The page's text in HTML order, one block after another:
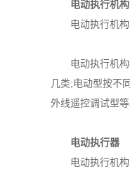
电动执行机构
电动执行机
电动执行机
几类;电动型按不
外线遥控调试型
电动执行器
电动执行机